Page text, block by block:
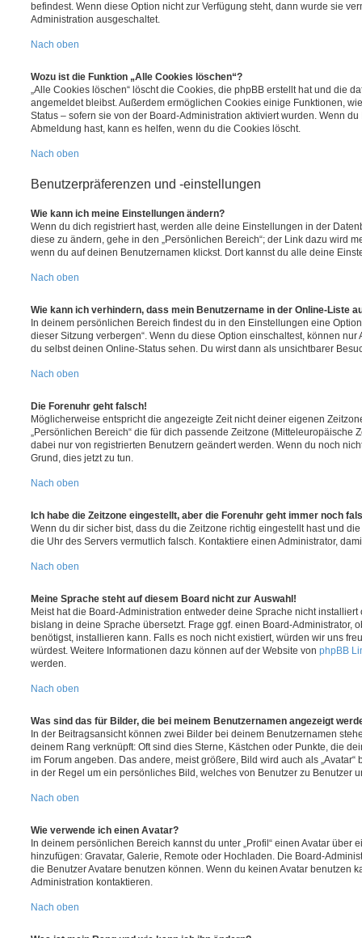
befindest. Wenn diese Option nicht zur Verfügung steht, dann wurde sie
Administration ausgeschaltet.
Nach oben
Wozu ist die Funktion „Alle Cookies löschen“?
„Alle Cookies löschen“ löscht die Cookies, die phpBB erstellt hat und die
angemeldet bleibst. Außerdem ermöglichen Cookies einige Funktionen,
Status – sofern sie von der Board-Administration aktiviert wurden. Wenn
Abmeldung hast, kann es helfen, wenn du die Cookies löscht.
Nach oben
Benutzerpräferenzen und -einstellungen
Wie kann ich meine Einstellungen ändern?
Wenn du dich registriert hast, werden alle deine Einstellungen in der
diese zu ändern, gehe in den „Persönlichen Bereich“; der Link dazu wird
wenn du auf deinen Benutzernamen klickst. Dort kannst du alle deine
Nach oben
Wie kann ich verhindern, dass mein Benutzername in der Online-Liste
In deinem persönlichen Bereich findest du in den Einstellungen eine
dieser Sitzung verbergen“. Wenn du diese Option einschaltest, können
du selbst deinen Online-Status sehen. Du wirst dann als unsichtbarer
Nach oben
Die Forenuhr geht falsch!
Möglicherweise entspricht die angezeigte Zeit nicht deiner eigenen
„Persönlichen Bereich“ die für dich passende Zeitzone (Mitteleuropäische
dabei nur von registrierten Benutzern geändert werden. Wenn du noch
Grund, dies jetzt zu tun.
Nach oben
Ich habe die Zeitzone eingestellt, aber die Forenuhr geht immer noch
Wenn du dir sicher bist, dass du die Zeitzone richtig eingestellt hast und
die Uhr des Servers vermutlich falsch. Kontaktiere einen Administrator,
Nach oben
Meine Sprache steht auf diesem Board nicht zur Auswahl!
Meist hat die Board-Administration entweder deine Sprache nicht
bislang in deine Sprache übersetzt. Frage ggf. einen Board-Administrator,
benötigst, installieren kann. Falls es noch nicht existiert, würden wir uns
würdest. Weitere Informationen dazu können auf der Website von phpBB
werden.
Nach oben
Was sind das für Bilder, die bei meinem Benutzernamen angezeigt
In der Beitragsansicht können zwei Bilder bei deinem Benutzernamen
deinem Rang verknüpft: Oft sind dies Sterne, Kästchen oder Punkte, die
im Forum angeben. Das andere, meist größere, Bild wird auch als
in der Regel um ein persönliches Bild, welches von Benutzer zu Benutzer
Nach oben
Wie verwende ich einen Avatar?
In deinem persönlichen Bereich kannst du unter „Profil“ einen Avatar über
hinzufügen: Gravatar, Galerie, Remote oder Hochladen. Die Board-
die Benutzer Avatare benutzen können. Wenn du keinen Avatar benutzen
Administration kontaktieren.
Nach oben